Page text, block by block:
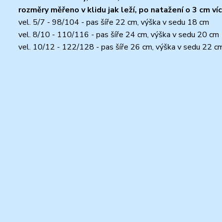
rozměry měřeno v klidu jak leží, po natažení o 3 cm
vel. 5/7 - 98/104 - pas šíře 22 cm, výška v sedu 18 cm
vel. 8/10 - 110/116 - pas šíře 24 cm, výška v sedu 20 cm
vel. 10/12 - 122/128 - pas šíře 26 cm, výška v sedu 22